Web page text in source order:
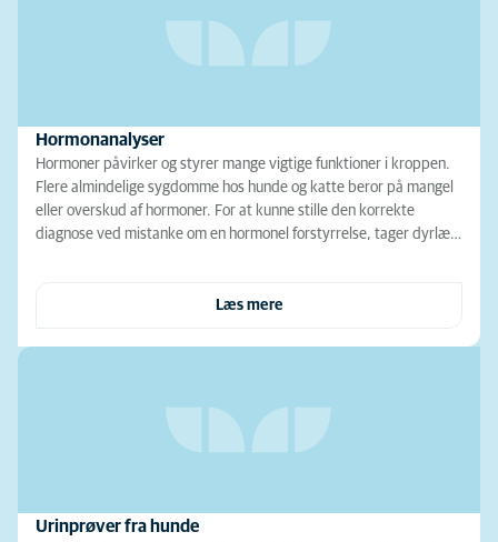
Hormonanalyser
Hormoner påvirker og styrer mange vigtige funktioner i kroppen.
Flere almindelige sygdomme hos hunde og katte beror på mangel
eller overskud af hormoner. For at kunne stille den korrekte
diagnose ved mistanke om en hormonel forstyrrelse, tager dyrlæ…
Læs mere
Urinprøver fra hunde